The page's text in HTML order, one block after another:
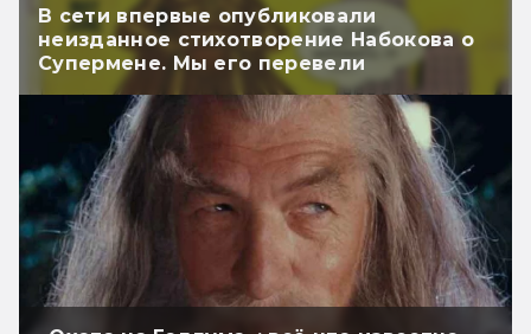
В сети впервые опубликовали
неизданное стихотворение Набокова о
Супермене. Мы его перевели